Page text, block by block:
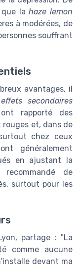
que lahaze lemon
à modérées, de
souffrant
avantages, il
effets secondaires
rapporté des
rouges et, dans de
chez ceux
généralement
en ajustant la
de
surtout pour les
partage : "La
comme aucune
devant ma